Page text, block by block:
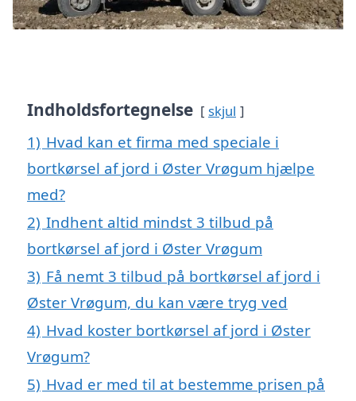
Indholdsfortegnelse skjul
1) Hvad kan et firma med speciale i
bortkørsel af jord i Øster Vrøgum hjælpe
med?
2) Indhent altid mindst 3 tilbud på
bortkørsel af jord i Øster Vrøgum
3) Få nemt 3 tilbud på bortkørsel af jord i
Øster Vrøgum, du kan være tryg ved
4) Hvad koster bortkørsel af jord i Øster
Vrøgum?
5) Hvad er med til at bestemme prisen på